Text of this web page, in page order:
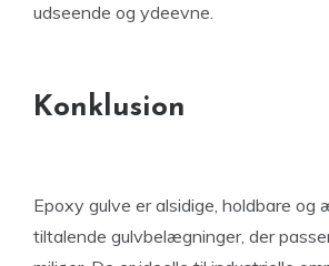
udseende og ydeevne.
Konklusion
Epoxy gulve er alsidige, holdbare og
tiltalende gulvbelægninger, der